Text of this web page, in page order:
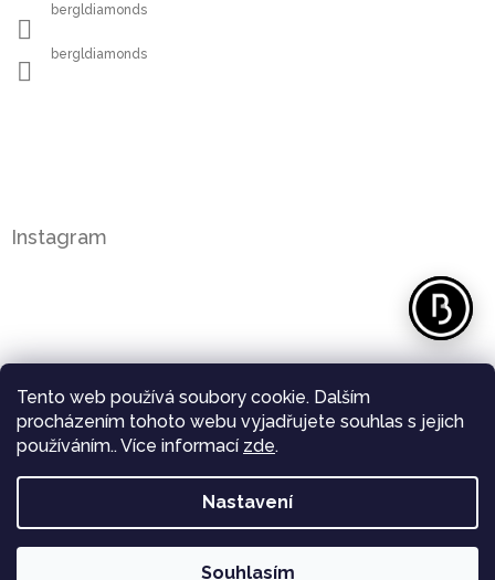
Tento web používá soubory cookie. Dalším
procházením tohoto webu vyjadřujete souhlas s jejich
používáním.. Více informací zde.
Nastavení
Souhlasím
bergldiamonds
bergldiamonds
Instagram
Sledovat na Instagramu
Copyright 2026Bergl Diamonds